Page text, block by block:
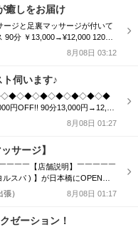
癒しをお届け
ジと足裏マッサージが付いて
☆ボディ
120分 ￥13,000→...
8月08日 03:12
伺います♪
。 ◇◆◇◆◇◆◇◆◇◆◇◆◇◆◇◆
OFF!! 90分13,000円→12,00
円 ※指名料別途 ◇◆◇◆◇
頂く地域のご新規様1
8月08日 01:27
サージ】
験」を提供いたします。 お客
な” エリアNo.1 ” メンズエステ
） 8月08日 01:17
ゼーション！